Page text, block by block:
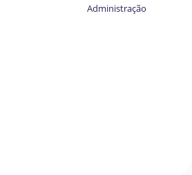
Administração